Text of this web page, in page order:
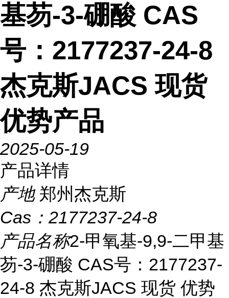
基芴-3-硼酸 CAS
号：2177237-24-8
杰克斯JACS 现货
优势产品
2025-05-19
产品详情
产地 郑州杰克斯
Cas： 2177237-24-8
产品名称2-甲氧基-9,9-二甲基
芴-3-硼酸 CAS号：2177237-
24-8 杰克斯JACS 现货 优势